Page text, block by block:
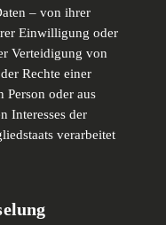
– von ihrer
Einwilligung oder
Verteidigung von
Rechte einer
Person oder aus
Interesses der
verarbeitet